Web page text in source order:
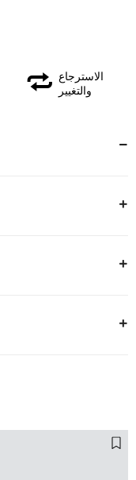
الاسترجاع
والتغيير